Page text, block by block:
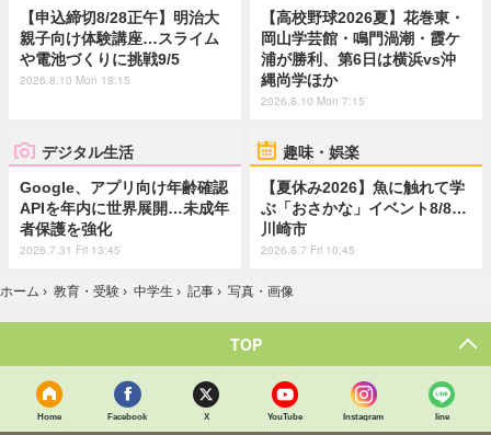
【申込締切8/28正午】明治大
親子向け体験講座…スライム
や電池づくりに挑戦9/5
2026.8.10 Mon 18:15
【高校野球2026夏】花巻東・
岡山学芸館・鳴門渦潮・霞ケ
浦が勝利、第6日は横浜vs沖
縄尚学ほか
2026.8.10 Mon 7:15
デジタル生活
Google、アプリ向け年齢確認
APIを年内に世界展開…未成年
者保護を強化
2026.7.31 Fri 13:45
趣味・娯楽
【夏休み2026】魚に触れて学
ぶ「おさかな」イベント8/8…
川崎市
2026.8.7 Fri 10:45
ホーム › 教育・受験 › 中学生 › 記事 › 写真・画像
TOP
Home Facebook X YouTube Instagram line